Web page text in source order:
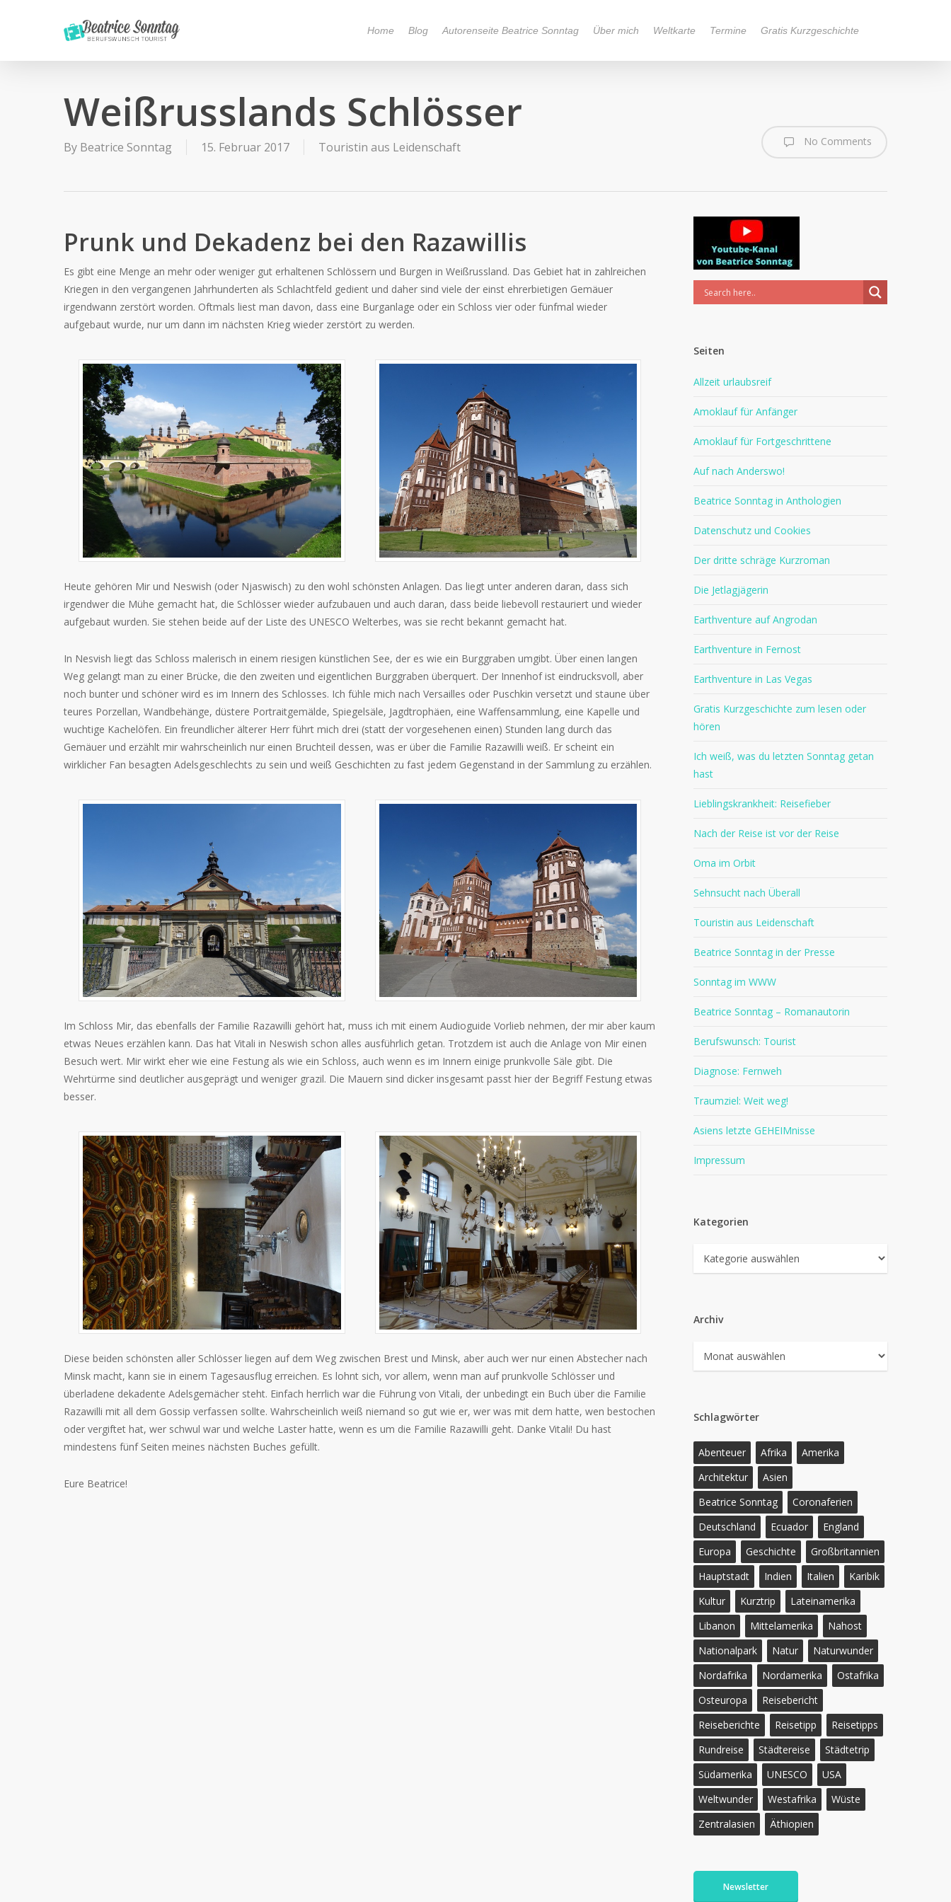
content
Home Blog Autorenseite Beatrice Sonntag Über mich Weltkarte Termine Gratis Kurzgeschichte
Weißrusslands Schlösser
By Beatrice Sonntag 15. Februar 2017 Touristin aus Leidenschaft No Comments
Prunk und Dekadenz bei den Razawillis
Es gibt eine Menge an mehr oder weniger gut erhaltenen Schlössern und Burgen in Weißrussland. Das Gebiet hat in zahlreichen
Kriegen in den vergangenen Jahrhunderten als Schlachtfeld gedient und daher sind viele der einst ehrerbietigen Gemäuer
irgendwann zerstört worden. Oftmals liest man davon, dass eine Burganlage oder ein Schloss vier oder fünfmal wieder
aufgebaut wurde, nur um dann im nächsten Krieg wieder zerstört zu werden.
Heute gehören Mir und Neswish (oder Njaswisch) zu den wohl schönsten Anlagen. Das liegt unter anderen daran, dass sich
irgendwer die Mühe gemacht hat, die Schlösser wieder aufzubauen und auch daran, dass beide liebevoll restauriert und wieder
aufgebaut wurden. Sie stehen beide auf der Liste des UNESCO Welterbes, was sie recht bekannt gemacht hat.
In Nesvish liegt das Schloss malerisch in einem riesigen künstlichen See, der es wie ein Burggraben umgibt. Über einen langen
Weg gelangt man zu einer Brücke, die den zweiten und eigentlichen Burggraben überquert. Der Innenhof ist eindrucksvoll, aber
noch bunter und schöner wird es im Innern des Schlosses. Ich fühle mich nach Versailles oder Puschkin versetzt und staune über
teures Porzellan, Wandbehänge, düstere Portraitgemälde, Spiegelsäle, Jagdtrophäen, eine Waffensammlung, eine Kapelle und
wuchtige Kachelöfen. Ein freundlicher älterer Herr führt mich drei (statt der vorgesehenen einen) Stunden lang durch das
Gemäuer und erzählt mir wahrscheinlich nur einen Bruchteil dessen, was er über die Familie Razawilli weiß. Er scheint ein
wirklicher Fan besagten Adelsgeschlechts zu sein und weiß Geschichten zu fast jedem Gegenstand in der Sammlung zu erzählen.
Im Schloss Mir, das ebenfalls der Familie Razawilli gehört hat, muss ich mit einem Audioguide Vorlieb nehmen, der mir aber kaum
etwas Neues erzählen kann. Das hat Vitali in Neswish schon alles ausführlich getan. Trotzdem ist auch die Anlage von Mir einen
Besuch wert. Mir wirkt eher wie eine Festung als wie ein Schloss, auch wenn es im Innern einige prunkvolle Säle gibt. Die
Wehrtürme sind deutlicher ausgeprägt und weniger grazil. Die Mauern sind dicker insgesamt passt hier der Begriff Festung etwas
besser.
Diese beiden schönsten aller Schlösser liegen auf dem Weg zwischen Brest und Minsk, aber auch wer nur einen Abstecher nach
Minsk macht, kann sie in einem Tagesausflug erreichen. Es lohnt sich, vor allem, wenn man auf prunkvolle Schlösser und
überladene dekadente Adelsgemächer steht. Einfach herrlich war die Führung von Vitali, der unbedingt ein Buch über die Familie
Razawilli mit all dem Gossip verfassen sollte. Wahrscheinlich weiß niemand so gut wie er, wer was mit dem hatte, wen bestochen
oder vergiftet hat, wer schwul war und welche Laster hatte, wenn es um die Familie Razawilli geht. Danke Vitali! Du hast
mindestens fünf Seiten meines nächsten Buches gefüllt.
Eure Beatrice!
Seiten
Allzeit urlaubsreif
Amoklauf für Anfänger
Amoklauf für Fortgeschrittene
Auf nach Anderswo!
Beatrice Sonntag in Anthologien
Datenschutz und Cookies
Der dritte schräge Kurzroman
Die Jetlagjägerin
Earthventure auf Angrodan
Earthventure in Fernost
Earthventure in Las Vegas
Gratis Kurzgeschichte zum lesen oder
hören
Ich weiß, was du letzten Sonntag getan
hast
Lieblingskrankheit: Reisefieber
Nach der Reise ist vor der Reise
Oma im Orbit
Sehnsucht nach Überall
Touristin aus Leidenschaft
Beatrice Sonntag in der Presse
Sonntag im WWW
Beatrice Sonntag – Romanautorin
Berufswunsch: Tourist
Diagnose: Fernweh
Traumziel: Weit weg!
Asiens letzte GEHEIMnisse
Impressum
Kategorien
Kategorien
Archiv
Archiv
Schlagwörter
Abenteuer Afrika
Amerika
Architektur
Asien
Beatrice Sonntag
Coronaferien
Deutschland
Ecuador
England
Europa
Geschichte
Großbritannien
Hauptstadt
Indien Italien
Karibik
Kultur
Kurztrip
Lateinamerika
Libanon
Mittelamerika
Nahost
Nationalpark
Natur
Naturwunder
Nordafrika
Nordamerika
Ostafrika
Osteuropa
Reisebericht
Reiseberichte
Reisetipp
Reisetipps
Rundreise
Städtereise
Städtetrip
Südamerika
UNESCO
USA
Weltwunder
Westafrika
Wüste
Zentralasien
Äthiopien
Newsletter